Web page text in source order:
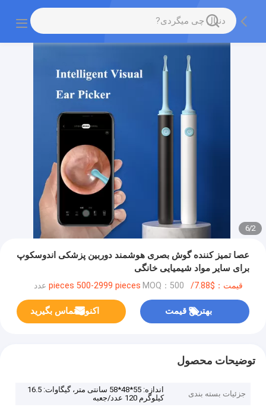
2
/
6
عصا تمیز کننده گوش بصری هوشمند دوربین پزشکی اندوسکوپ
برای سایر مواد شیمیایی خانگی
قیمت：$7.88/pieces 500-2999 pieces MOQ：500 عدد
بهترین قیمت اکنون تماس بگیرید
توضیحات محصول
جزئیات بسته بندی
اندازه: 55*48*58 سانتی متر، گیگاوات: 16.5
کیلوگرم 120 عدد/جعبه